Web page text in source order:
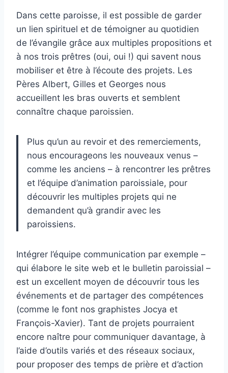
Dans cette paroisse, il est possible de garder
un lien spirituel et de témoigner au quotidien
de l’évangile grâce aux multiples propositions et
à nos trois prêtres (oui, oui !) qui savent nous
mobiliser et être à l’écoute des projets. Les
Pères Albert, Gilles et Georges nous
accueillent les bras ouverts et semblent
connaître chaque paroissien.
Plus qu’un au revoir et des remerciements,
nous encourageons les nouveaux venus –
comme les anciens – à rencontrer les prêtres
et l’équipe d’animation paroissiale, pour
découvrir les multiples projets qui ne
demandent qu’à grandir avec les
paroissiens.
Intégrer l’équipe communication par exemple –
qui élabore le site web et le bulletin paroissial –
est un excellent moyen de découvrir tous les
événements et de partager des compétences
(comme le font nos graphistes Jocya et
François-Xavier). Tant de projets pourraient
encore naître pour communiquer davantage, à
l’aide d’outils variés et des réseaux sociaux,
pour proposer des temps de prière et d’action